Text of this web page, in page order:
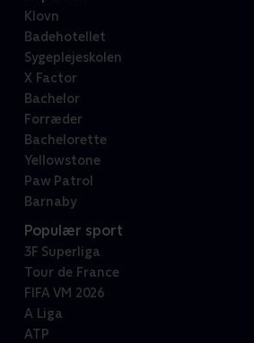
Klovn
Badehotellet
Sygeplejeskolen
X Factor
Bachelor
Forræder
Bachelorette
Yellowstone
Paw Patrol
Barnaby
Populær sport
3F Superliga
Tour de France
FIFA VM 2026
A Liga
ATP